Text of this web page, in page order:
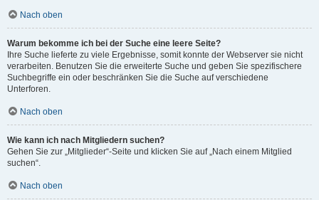
Nach oben
Warum bekomme ich bei der Suche eine leere Seite?
Ihre Suche lieferte zu viele Ergebnisse, somit konnte der Webserver sie nicht
verarbeiten. Benutzen Sie die erweiterte Suche und geben Sie spezifischere
Suchbegriffe ein oder beschränken Sie die Suche auf verschiedene
Unterforen.
Nach oben
Wie kann ich nach Mitgliedern suchen?
Gehen Sie zur „Mitglieder“-Seite und klicken Sie auf „Nach einem Mitglied
suchen“.
Nach oben